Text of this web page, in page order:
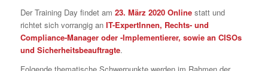
Der Training Day findet am 23. März 2020 Online statt und
richtet sich vorrangig an IT-ExpertInnen, Rechts- und
Compliance-Manager oder -Implementierer, sowie an CISOs
und Sicherheitsbeauftragte.